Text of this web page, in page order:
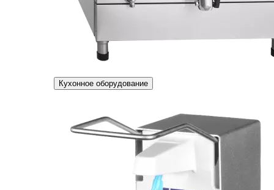
Кухонное оборудование